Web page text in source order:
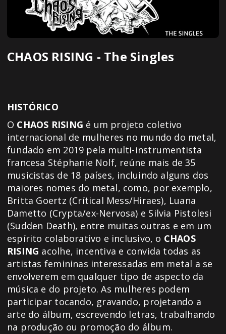
CHAOS RISING - The Singles
HISTÓRICO
O CHAOS RISING é um projeto coletivo
internacional de mulheres no mundo do metal,
fundado em 2019 pela multi-instrumentista
francesa Stéphanie Nolf, reúne mais de 35
musicistas de 18 países, incluindo alguns dos
maiores nomes do metal, como, por exemplo,
Britta Goertz (Crítical Mess/Hiraes), Luana
Dametto (Crypta/ex-Nervosa) e Silvia Pistolesi
(Sudden Death), entre muitas outras e em um
espírito colaborativo e inclusivo, o CHAOS
RISING acolhe, incentiva e convida todas as
artistas femininas interessadas em metal a se
envolverem em qualquer tipo de aspecto da
música e do projeto. As mulheres podem
participar tocando, gravando, projetando a
arte do álbum, escrevendo letras, trabalhando
na produção ou promoção do álbum.